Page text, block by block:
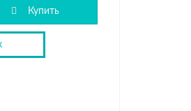
Купить